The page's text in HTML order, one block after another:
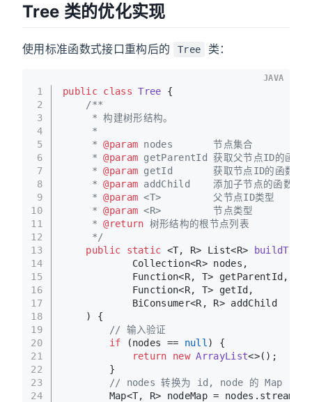
Tree 类的优化实现
使用标准函数式接口重构后的 Tree 类：
1
2
3
4
5
6
7
8
9
10
11
12
13
14
15
16
17
18
19
20
21
22
23
24
public class Tree {
/**
     * 构建树形结构。
     *
     *
@param nodes       节点集合
     *
@param getParentId 获取父节点ID的函数
     *
@param getId       获取节点ID的函数
     *
@param addChild    添加子节点的函数
     *
@param <T>         父节点ID类型
     *
@param <R>         节点类型
     *
@return 树形结构的根节点列表
     */
public
static <T, R> List<R> buildTree
            Collection<R> nodes,
            Function<R, T> getParentId,
            Function<R, T> getId,
            BiConsumer<R, R> addChild
    )
{
// 输入验证
if (nodes == null ) {
return
new ArrayList<>();
        }
// nodes 转换为 id, node 的 Map
        Map<T, R> nodeMap = nodes.stream()
JAVA